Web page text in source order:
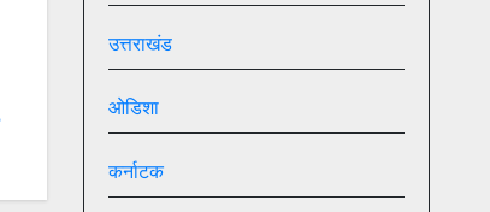
उत्तराखंड
ओडिशा
कर्नाटक